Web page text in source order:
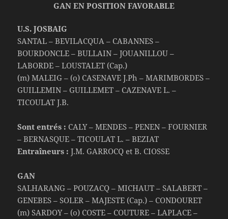
GAN EN POSITION FAVORABLE
U.S. JOSBAIG
SANTAL – BEVILACQUA – CABANNES –
BOURDONCLE – BULLAIN – JOUANILLOU –
LABORDE – LOUSTALET (Cap.)
(m) MALEIG – (o) CASENAVE J.Ph – MARIMBORDES –
GUILLEMIN – GUILLEMET – CAZENAVE L. –
TICOULAT J.B.
Sont entrés : CALY – MENDES – PENEN – FOURNIER
– BERNASQUE – TICOULAT L. – BEZIAT
Entraîneurs : J.M. GARROCQ et B. CIOSSE
GAN
SALHARANG – POUZACQ – MICHAUT – SALABERT –
GENEBES – SOLER – MAJESTE (Cap.) – CONDOURET
(m) SARDOY – (o) COSTE – COUTURE – LAPLACE –